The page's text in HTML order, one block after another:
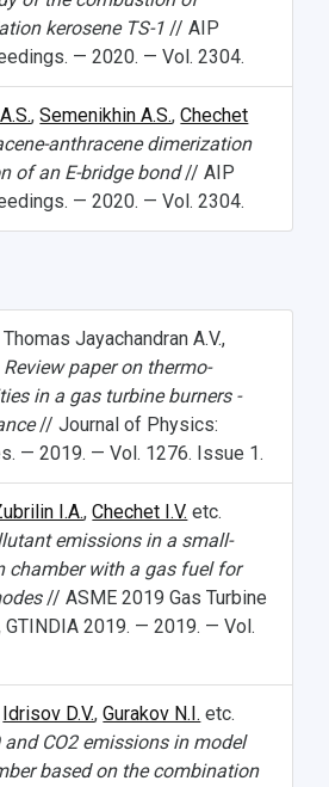
kerosene TS-1 // AIP
— 2020. — Vol. 2304.
,Semenikhin A.S.,Chechet
anthracene dimerization
of an E-bridge bond// AIP
— 2020. — Vol. 2304.
Jayachandran A.V.,
Review paper on thermo-
in a gas turbine burners -
// Journal of Physics:
— 2019. — Vol. 1276. Issue 1.
I.A.,Chechet I.V. etc.
emissions in a small-
chamber with a gas fuel for
// ASME 2019 Gas Turbine
GTINDIA 2019. — 2019. — Vol.
Idrisov D.V.,Gurakov N.I. etc.
CO2emissions in model
based on the combination